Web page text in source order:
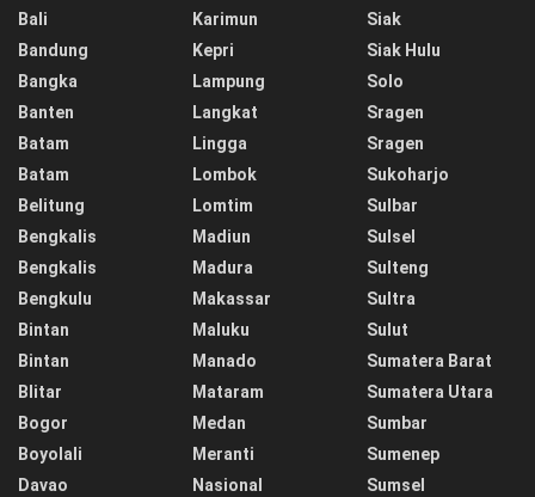
Bali
Bandung
Bangka
Banten
Batam
Batam
Belitung
Bengkalis
Bengkalis
Bengkulu
Bintan
Bintan
Blitar
Bogor
Boyolali
Davao
Karimun
Kepri
Lampung
Langkat
Lingga
Lombok
Lomtim
Madiun
Madura
Makassar
Maluku
Manado
Mataram
Medan
Meranti
Nasional
Siak
Siak Hulu
Solo
Sragen
Sragen
Sukoharjo
Sulbar
Sulsel
Sulteng
Sultra
Sulut
Sumatera Barat
Sumatera Utara
Sumbar
Sumenep
Sumsel